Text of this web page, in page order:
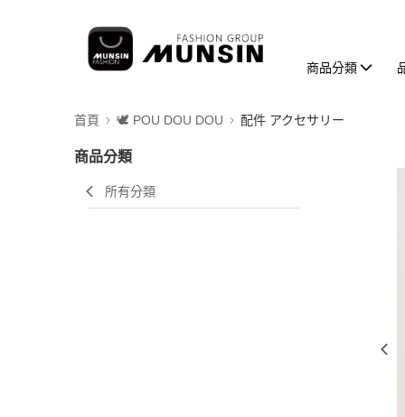
商品分類
首頁 🕊️ POU DOU DOU 配件 アクセサリー
商品分類
所有分類